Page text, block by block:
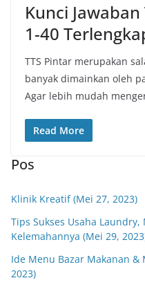
Kunci
1-40
TTS Pintar merupakan
banyak dimainkan oleh
Agar lebih mudah
Read More
Pos
Klinik Kreatif (Mei 27, 2023)
Tips Sukses Usaha
Kelemahannya (Mei 29,
Ide Menu Bazar Makanan &
2023)